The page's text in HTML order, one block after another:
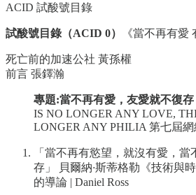
ACID 試酸號目錄
試酸號目錄（ACID 0） 《當不再有愛
死亡前的加速公社 黃孫權
前言 張鐸瀚
專題:當不再有愛，友愛就不復存
IS NO LONGER ANY LOVE,
LONGER ANY PHILIA 第七屆
「當不再有慾望，就沒有愛，
存」 貝爾納·斯蒂格勒《技術與
的導論 | Daniel Ross